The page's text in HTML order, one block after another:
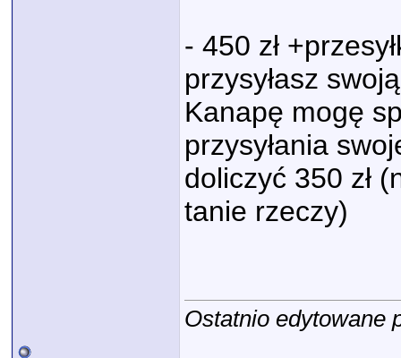
- 450 zł
przysyłasz
Kanapę mogę
przysyłania
doliczyć 350 zł
tanie rzeczy)
Ostatnio edytowane